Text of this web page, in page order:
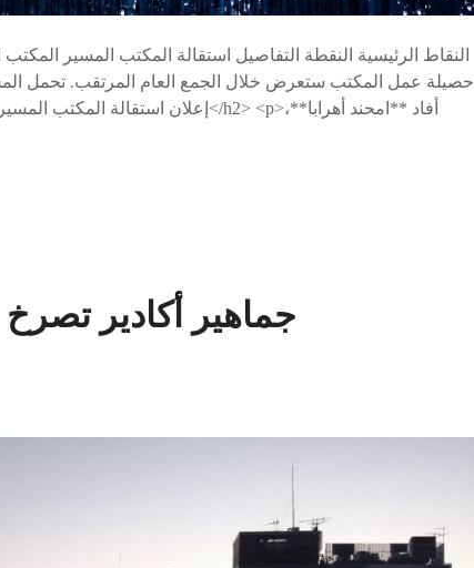
النقاط الرئيسية النقطة التفاصيل استقالة المكتب المسير
حصيلة عمل المكتب ستعرض خلال الجمع العام المرتقب. تحمل
جماهير أكادير تصرخ